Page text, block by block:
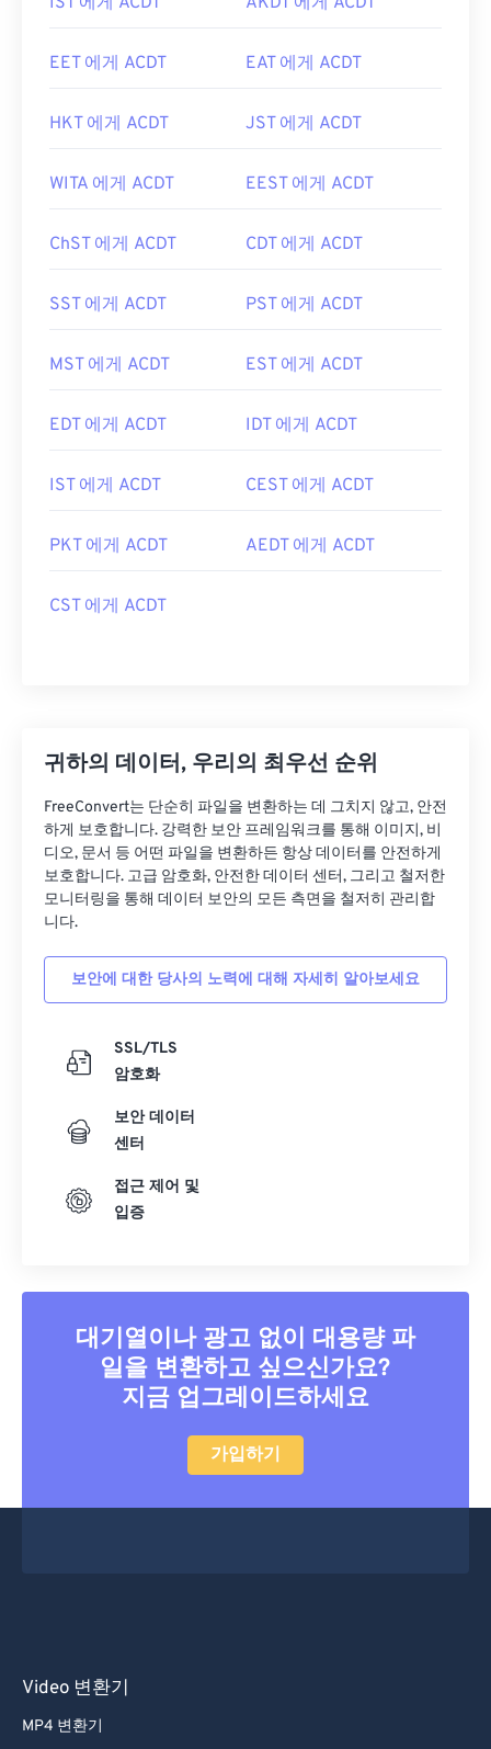
EET 에게 ACDT EAT 에게 ACDT
HKT 에게 ACDT JST 에게 ACDT
WITA 에게 ACDT EEST 에게 ACDT
ChST 에게 ACDT CDT 에게 ACDT
SST 에게 ACDT PST 에게 ACDT
MST 에게 ACDT EST 에게 ACDT
EDT 에게 ACDT IDT 에게 ACDT
IST 에게 ACDT CEST 에게 ACDT
PKT 에게 ACDT AEDT 에게 ACDT
CST 에게 ACDT
귀하의 데이터, 우리의 최우선 순위
FreeConvert는 단순히 파일을 변환하는 데 그치지 않고, 안전
하게 보호합니다. 강력한 보안 프레임워크를 통해 이미지, 비
디오, 문서 등 어떤 파일을 변환하든 항상 데이터를 안전하게
보호합니다. 고급 암호화, 안전한 데이터 센터, 그리고 철저한
모니터링을 통해 데이터 보안의 모든 측면을 철저히 관리합
니다.
보안에 대한 당사의 노력에 대해 자세히 알아보세요
SSL/TLS
암호화
보안 데이터
센터
접근 제어 및
입증
대기열이나 광고 없이 대용량 파
일을 변환하고 싶으신가요?
지금 업그레이드하세요
가입하기
Video 변환기
MP4 변환기